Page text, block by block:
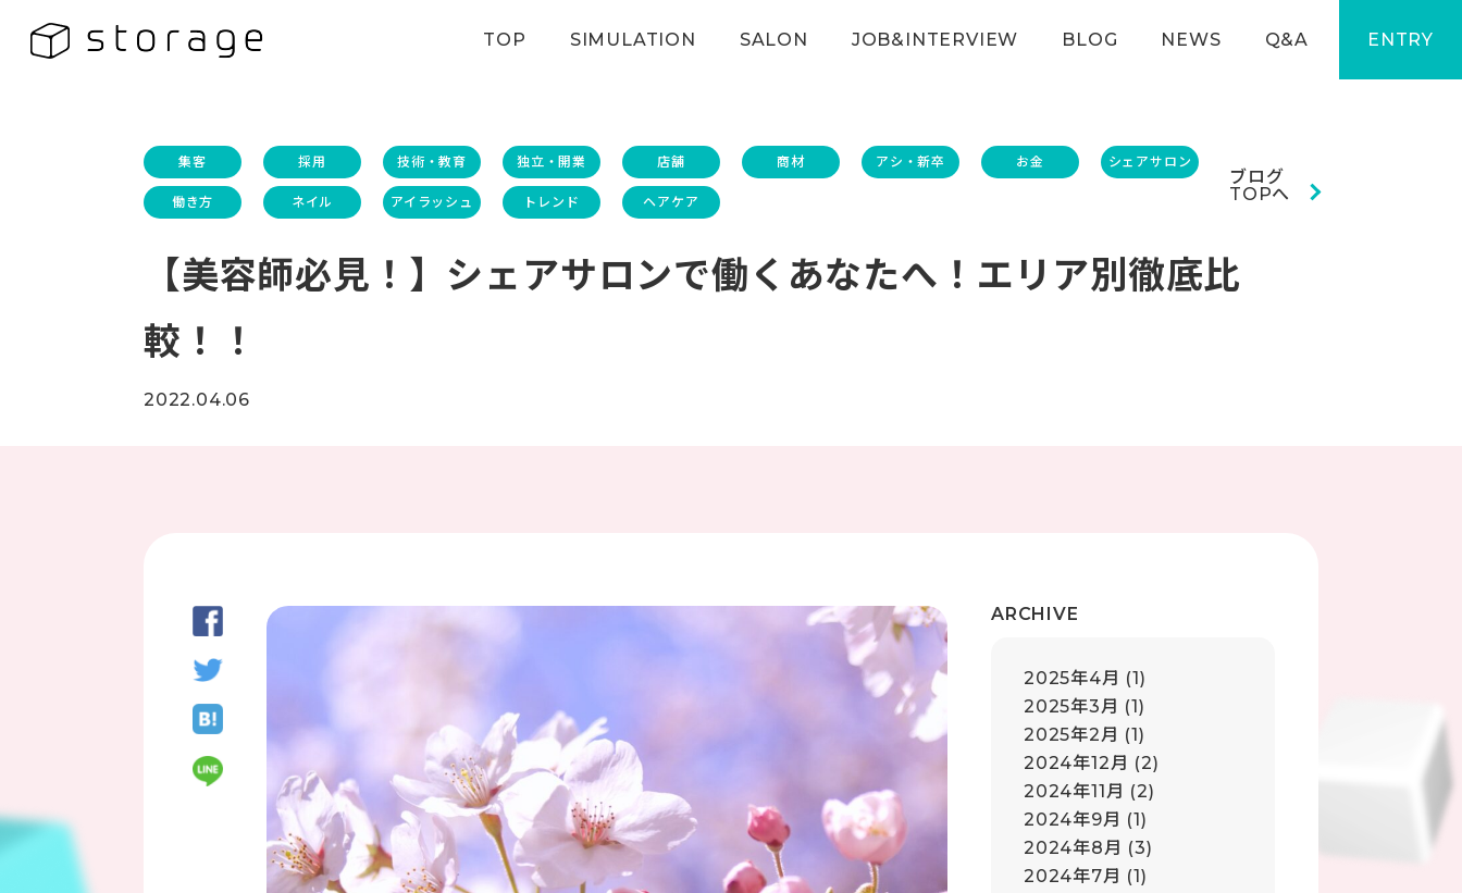
TOP SIMULATION SALON JOB&INTERVIEW BLOG NEWS Q&A ENTRY
集客 採用 技術・教育 独立・開業 店舗 商材 アシ・新卒 お金 シェアサロン
働き方 ネイル アイラッシュ トレンド ヘアケア
ブログ
TOPへ
【美容師必見！】シェアサロンで働くあなたへ！エリア別徹底比
較！！
2022.04.06
ARCHIVE
2025年4月 (1)
2025年3月 (1)
2025年2月 (1)
2024年12月 (2)
2024年11月 (2)
2024年9月 (1)
2024年8月 (3)
2024年7月 (1)